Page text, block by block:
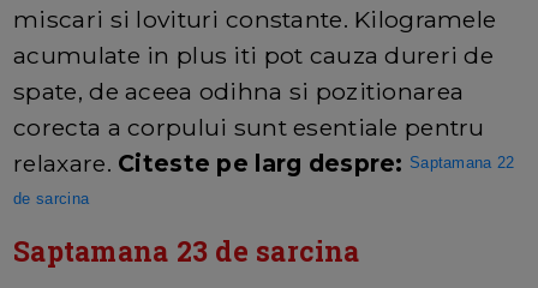
miscari si lovituri constante. Kilogramele
acumulate in plus iti pot cauza dureri de
spate, de aceea odihna si pozitionarea
corecta a corpului sunt esentiale pentru
relaxare. Citeste pe larg despre: Saptamana 22
de sarcina
Saptamana 23 de sarcina